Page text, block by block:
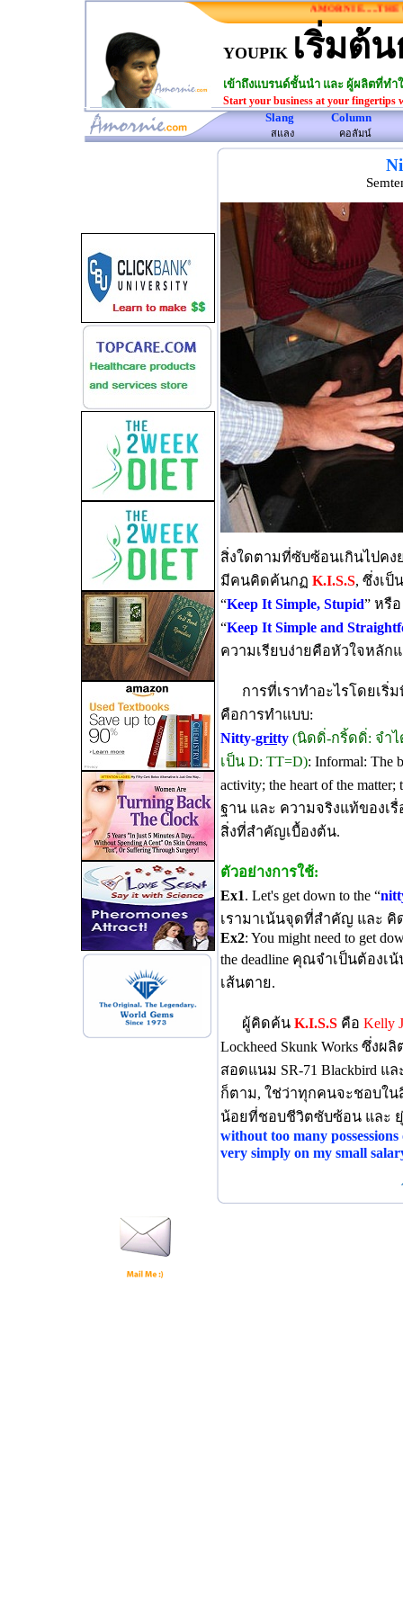
AMORNIE.....THE
YOUPIK เริ่มต้
เข้าถึงแบรนด์ชั้นนำ และ ผู้ผลิตที่ท
Start your business at your fingertips
www.amornie.com> Slang Column
สแลง คอลัมน์
สิ่งใดตามที่ซับซ้อนเกินไปคง
มีคนคิดค้นกฏ K.I.S.S, ซึ่งเป็
“Keep It Simple, Stupid” หรือ
“Keep It Simple and
ความเรียบง่ายคือหัวใจหลัก
การที่เราทำอะไรโดยเริ่
คือการทำแบบ:
Nitty-gritty (นิดดิ่-กริ้ดดิ่: จำไ
เป็น D: TT=D): Informal: The
activity; the heart of the
ฐาน และ ความจริงแท้ของเ
สิ่งที่สำคัญเบื้องต้น.
ตัวอย่างการใช้:
Ex1. Let's get down to the “
เรามาเน้นจุดที่สำคัญ และ
Ex2: You might need to get
the deadline คุณจำเป็นต้อง
เส้นตาย.
ผู้คิดค้น K.I.S.S คือ Kelly
Lockheed Skunk Works ซึ่งผ
สอดแนม SR-71 Blackbird แ
ก็ตาม, ใช่ว่าทุกคนจะชอบใน
น้อยที่ชอบชีวิตซับซ้อน และ
without too many
very simply on my small